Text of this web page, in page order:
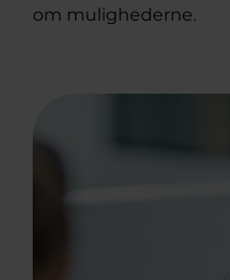
om mulighederne.